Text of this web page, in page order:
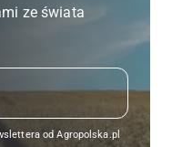
ze świata
od Agropolska.pl